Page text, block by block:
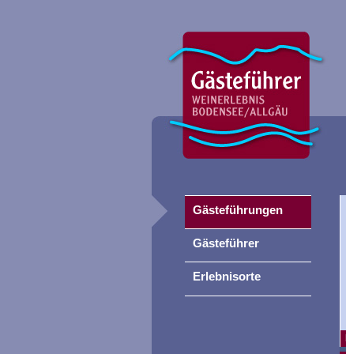
Gästeführungen
Gästeführer
Erlebnisorte